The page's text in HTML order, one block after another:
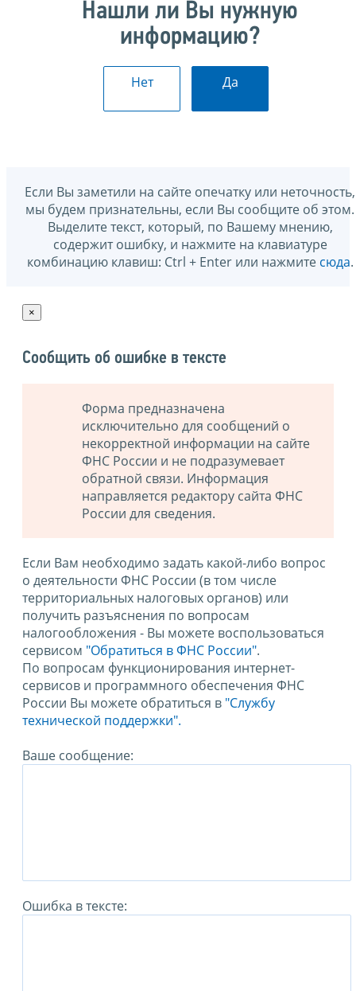
Нашли ли Вы нужную
информацию?
Нет Да
Если Вы заметили на сайте опечатку или неточность,
мы будем признательны, если Вы сообщите об этом.
Выделите текст, который, по Вашему мнению,
содержит ошибку, и нажмите на клавиатуре
комбинацию клавиш: Ctrl + Enter или нажмите сюда.
×
Сообщить об ошибке в тексте
Форма предназначена
исключительно для сообщений о
некорректной информации на сайте
ФНС России и не подразумевает
обратной связи. Информация
направляется редактору сайта ФНС
России для сведения.
Если Вам необходимо задать какой-либо вопрос
о деятельности ФНС России (в том числе
территориальных налоговых органов) или
получить разъяснения по вопросам
налогообложения - Вы можете воспользоваться
сервисом "Обратиться в ФНС России".
По вопросам функционирования интернет-
сервисов и программного обеспечения ФНС
России Вы можете обратиться в "Службу
технической поддержки".
Ваше сообщение:
Ошибка в тексте: